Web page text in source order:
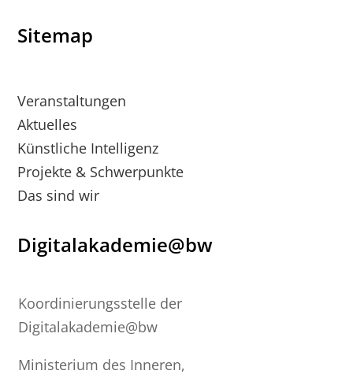
Sitemap
Veranstaltungen
Aktuelles
Künstliche Intelligenz
Projekte & Schwerpunkte
Das sind wir
Digitalakademie@bw
Koordinierungsstelle der
Digitalakademie@bw
Ministerium des Inneren,